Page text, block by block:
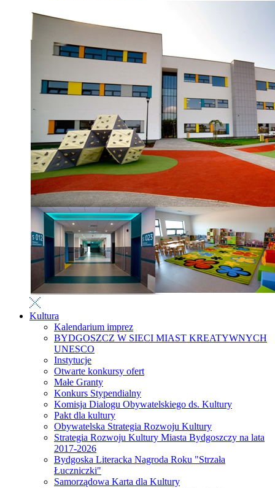
Kultura
Kalendarium imprez
BYDGOSZCZ W SIECI MIAST KREATYWNYCH
UNESCO
Instytucje
Otwarte konkursy ofert
Małe Granty
Konkurs Stypendialny
Komisja Dialogu Obywatelskiego ds. Kultury
Pakt dla kultury
Obywatelska Strategia Rozwoju Kultury
Strategia Rozwoju Kultury Miasta Bydgoszczy na lata
2017-2026
Bydgoska Literacka Nagroda Roku "Strzała
Łuczniczki"
Samorządowa Karta dla Kultury